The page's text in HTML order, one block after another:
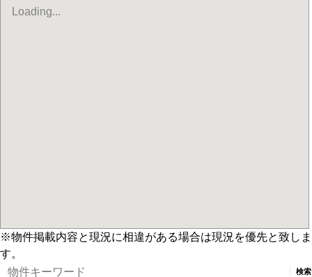
Loading...
※物件掲載内容と現況に相違がある場合は現況を優先と致しま
す。
検